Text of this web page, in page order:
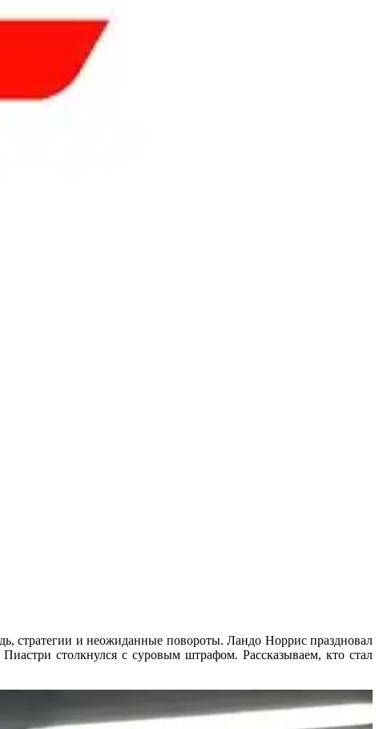
стратегии и неожиданные повороты. Ландо Норрис праздновал
столкнулся с суровым штрафом. Рассказываем, кто стал